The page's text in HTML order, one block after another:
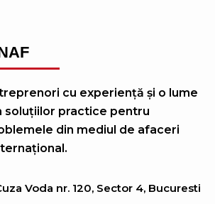
cu experiență și o lume
soluțiilor practice pentru
din mediul de afaceri
Voda nr. 120, Sector 4, Bucuresti